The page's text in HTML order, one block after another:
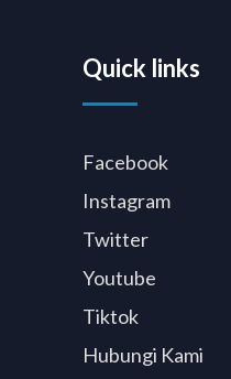
Quick links
Facebook
Instagram
Twitter
Youtube
Tiktok
Hubungi Kami